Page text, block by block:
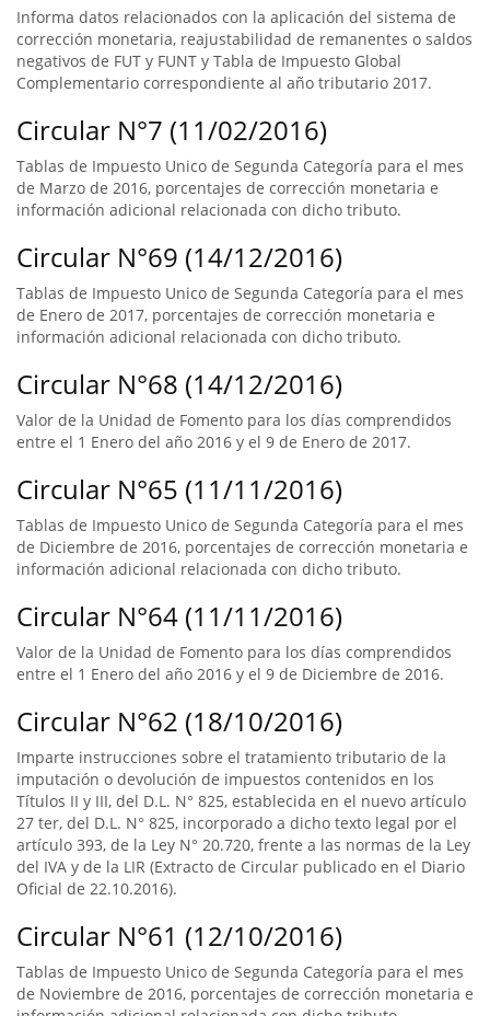
Informa datos relacionados con la aplicación del sistema de
corrección monetaria, reajustabilidad de remanentes o saldos
negativos de FUT y FUNT y Tabla de Impuesto Global
Complementario correspondiente al año tributario 2017.
Circular N°7 (11/02/2016)
Tablas de Impuesto Unico de Segunda Categoría para el mes
de Marzo de 2016, porcentajes de corrección monetaria e
información adicional relacionada con dicho tributo.
Circular N°69 (14/12/2016)
Tablas de Impuesto Unico de Segunda Categoría para el mes
de Enero de 2017, porcentajes de corrección monetaria e
información adicional relacionada con dicho tributo.
Circular N°68 (14/12/2016)
Valor de la Unidad de Fomento para los días comprendidos
entre el 1 Enero del año 2016 y el 9 de Enero de 2017.
Circular N°65 (11/11/2016)
Tablas de Impuesto Unico de Segunda Categoría para el mes
de Diciembre de 2016, porcentajes de corrección monetaria e
información adicional relacionada con dicho tributo.
Circular N°64 (11/11/2016)
Valor de la Unidad de Fomento para los días comprendidos
entre el 1 Enero del año 2016 y el 9 de Diciembre de 2016.
Circular N°62 (18/10/2016)
Imparte instrucciones sobre el tratamiento tributario de la
imputación o devolución de impuestos contenidos en los
Títulos II y III, del D.L. N° 825, establecida en el nuevo artículo
27 ter, del D.L. N° 825, incorporado a dicho texto legal por el
artículo 393, de la Ley N° 20.720, frente a las normas de la Ley
del IVA y de la LIR (Extracto de Circular publicado en el Diario
Oficial de 22.10.2016).
Circular N°61 (12/10/2016)
Tablas de Impuesto Unico de Segunda Categoría para el mes
de Noviembre de 2016, porcentajes de corrección monetaria e